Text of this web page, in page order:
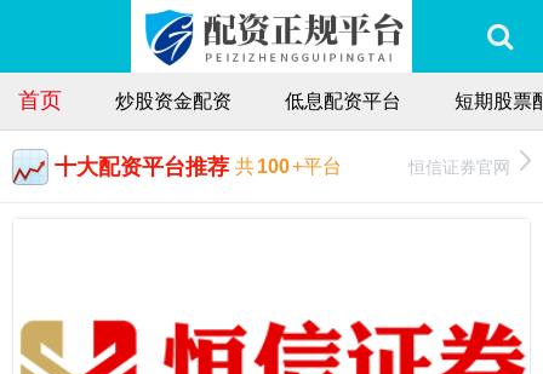
首页 炒股资金配资 低息配资平台 短期股票
十大配资平台推荐 共100+平台 恒信证券官网